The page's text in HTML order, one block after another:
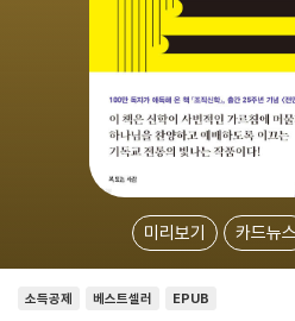
미리보기 카드뉴스
소득공제 베스트셀러 EPUB